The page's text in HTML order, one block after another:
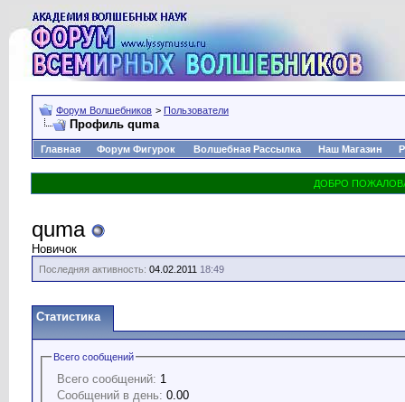
Форум Волшебников > Пользователи
Профиль quma
Главная Форум Фигурок Волшебная Рассылка Наш Магазин
quma
Новичок
Последняя активность: 04.02.2011 18:49
Статистика
Всего сообщений
Всего сообщений: 1
Сообщений в день: 0.00